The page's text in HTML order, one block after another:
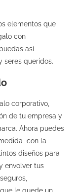
elementos que
con
así
seres queridos.
corporativo,
de tu empresa y
Ahora puedes
con la
diseños para
envolver tus